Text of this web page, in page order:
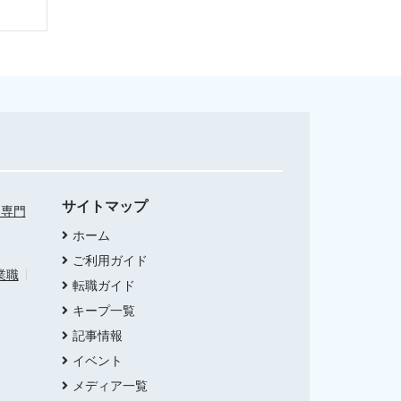
門
職
サイトマップ
ホーム
ご利用ガイド
転職ガイド
キープ一覧
記事情報
イベント
メディア一覧